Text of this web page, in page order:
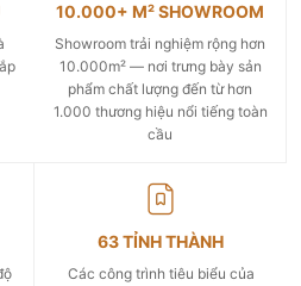
10.000+ M² SHOWROOM
Showroom trải nghiệm rộng hơn
10.000m² — nơi trưng bày sản
phẩm chất lượng đến từ hơn
1.000 thương hiệu nổi tiếng toàn
cầu
63 TỈNH THÀNH
Các công trình tiêu biểu của